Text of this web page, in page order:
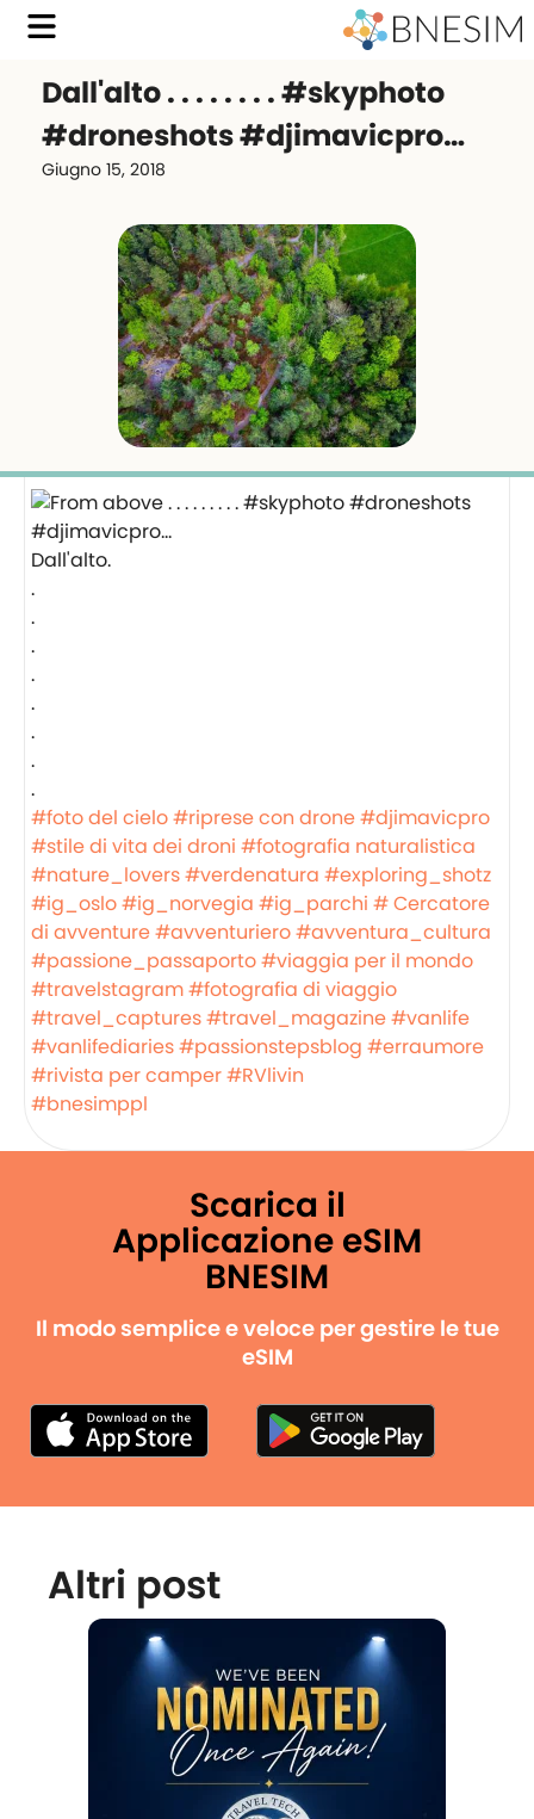
Dall'alto . . . . . . . . #skyphoto
#droneshots #djimavicpro…
Giugno 15, 2018
Dall'alto.
.
.
.
.
.
.
.
.
#foto del cielo#riprese con drone#djimavicpro
#stile di vita dei droni #fotografia naturalistica
#nature_lovers#verdenatura #exploring_shotz
#ig_oslo#ig_norvegia #ig_parchi # Cercatore
di avventure#avventuriero#avventura_cultura
#passione_passaporto#viaggia per il mondo
#travelstagram#fotografia di viaggio
#travel_captures#travel_magazine#vanlife
#vanlifediaries#passionstepsblog #erraumore
#rivista per camper#RVlivin
#bnesimppl
Scarica il
Applicazione eSIM
BNESIM
Il modo semplice e veloce per gestire le tue
eSIM
Altri post